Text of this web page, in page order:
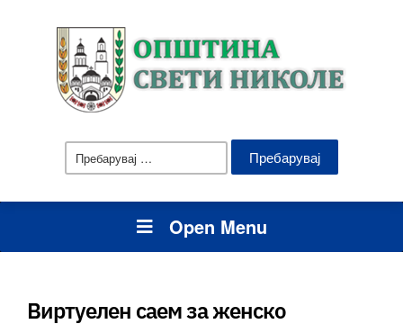
Пребарувај
за:
Open Menu
Виртуелен саем за женско